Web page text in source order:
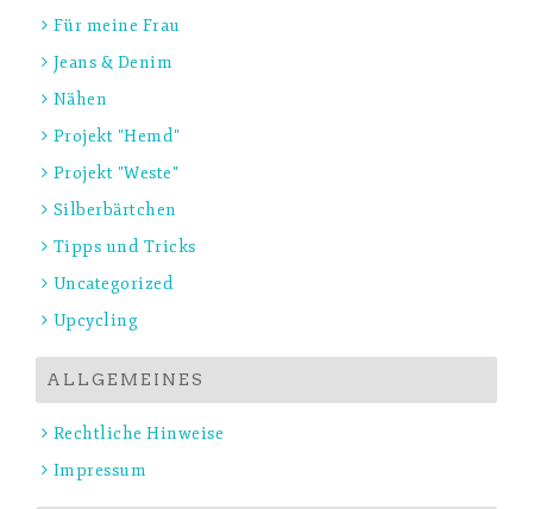
Für meine Frau
Jeans & Denim
Nähen
Projekt "Hemd"
Projekt "Weste"
Silberbärtchen
Tipps und Tricks
Uncategorized
Upcycling
ALLGEMEINES
Rechtliche Hinweise
Impressum